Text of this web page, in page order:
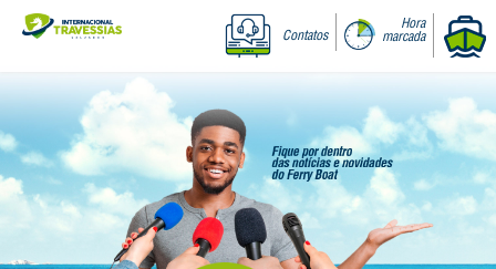
Contatos
Hora
marcada